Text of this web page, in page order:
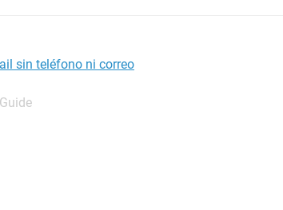
sin teléfono ni correo